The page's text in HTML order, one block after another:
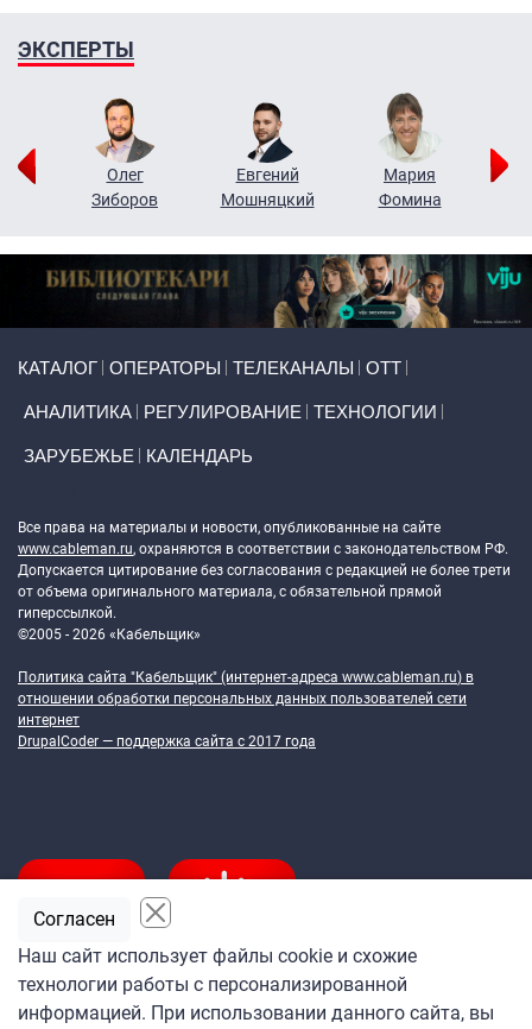
ЭКСПЕРТЫ
Олег
Зиборов
Евгений
Мошняцкий
Мария
Фомина
КАТАЛОГ ОПЕРАТОРЫ ТЕЛЕКАНАЛЫ ОТТ
АНАЛИТИКА РЕГУЛИРОВАНИЕ ТЕХНОЛОГИИ
ЗАРУБЕЖЬЕ КАЛЕНДАРЬ
Все права на материалы и новости, опубликованные на сайте
www.cableman.ru, охраняются в соответствии с законодательством РФ.
Допускается цитирование без согласования с редакцией не более трети
от объема оригинального материала, с обязательной прямой
гиперссылкой.
©2005 - 2026 «Кабельщик»
Политика сайта "Кабельщик" (интернет-адреса www.cableman.ru) в
отношении обработки персональных данных пользователей сети
интернет
DrupalCoder — поддержка сайта c 2017 года
Подпишитесь
Наш сайт использует файлы cookie и схожие
технологии работы с персонализированной
информацией. При использовании данного сайта, вы
Согласен